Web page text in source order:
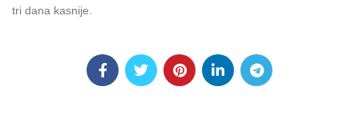
tri dana kasnije.